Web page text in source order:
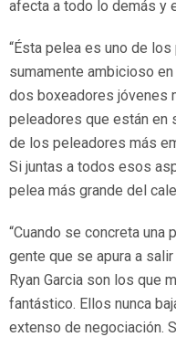
afecta a todo lo demás y
“Ésta pelea es uno de
sumamente ambicioso
dos boxeadores jóvenes
peleadores que están en
de los peleadores más
Si juntas a todos esos
pelea más grande del
“Cuando se concreta
gente que se apura a salir
Ryan Garcia son los que
fantástico. Ellos nunca
extenso de negociación.